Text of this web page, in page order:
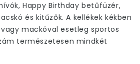
Happy Birthday betűfüzér,
és kitűzők. A kellékek kékben
mackóval esetleg sportos
természetesen mindkét